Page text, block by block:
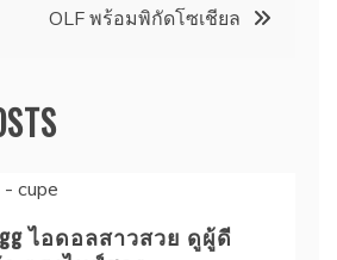
OLF พร้อมพิกัดโซเชียล
ไอดอลสาวสวย ดูผู้ดี